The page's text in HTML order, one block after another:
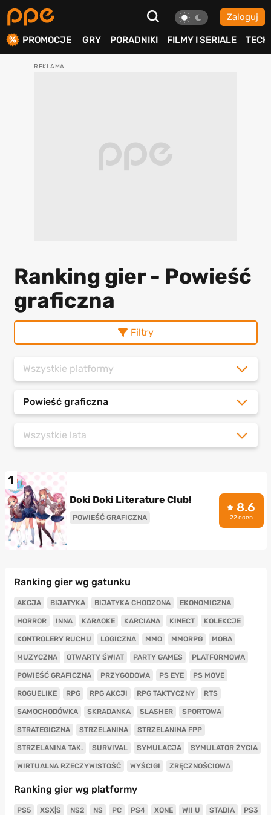
Zaloguj
PROMOCJE GRY PORADNIKI FILMY I SERIALE TECH
Ranking gier - Powieść
graficzna
Filtry
Wszystkie platformy
Powieść graficzna
Wszystkie lata
1
Doki Doki Literature Club!
POWIEŚĆ GRAFICZNA
8.6
22 ocen
Ranking gier wg gatunku
AKCJA BIJATYKA BIJATYKA CHODZONA EKONOMICZNA
HORROR INNA KARAOKE KARCIANA KINECT KOLEKCJE
KONTROLERY RUCHU LOGICZNA MMO MMORPG MOBA
MUZYCZNA OTWARTY ŚWIAT PARTY GAMES PLATFORMOWA
POWIEŚĆ GRAFICZNA PRZYGODOWA PS EYE PS MOVE
ROGUELIKE RPG RPG AKCJI RPG TAKTYCZNY RTS
SAMOCHODÓWKA SKRADANKA SLASHER SPORTOWA
STRATEGICZNA STRZELANINA STRZELANINA FPP
STRZELANINA TAK. SURVIVAL SYMULACJA SYMULATOR ŻYCIA
WIRTUALNA RZECZYWISTOŚĆ WYŚCIGI ZRĘCZNOŚCIOWA
Ranking gier wg platformy
PS5 XSX|S NS2 NS PC PS4 XONE WII U STADIA PS3